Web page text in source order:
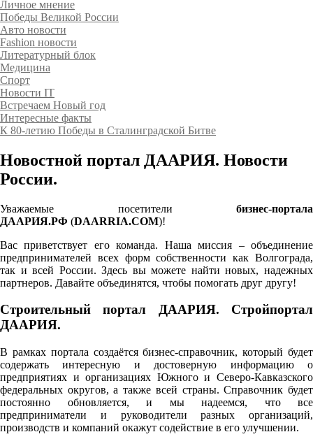
Личное мнение
Победы Великой России
Авто новости
Fashion новости
Литературный блок
Медицина
Спорт
Новости IT
Встречаем Новый год
Интересные факты
К 80-летию Победы в Сталинградской Битве
Новостной портал ДААРИЯ. Новости
России.
Уважаемые посетители бизнес-портала
ДААРИЯ.РФ (DAARRIA.COM)!
Вас приветствует его команда. Наша миссия – объединение
предпринимателей всех форм собственности как Волгограда,
так и всей России. Здесь вы можете найти новых, надежных
партнеров. Давайте объединятся, чтобы помогать друг другу!
Строительный портал ДААРИЯ. Стройпортал
ДААРИЯ.
В рамках портала создаётся бизнес-справочник, который будет
содержать интересную и достоверную информацию о
предприятиях и организациях Южного и Северо-Кавказского
федеральных округов, а также всей страны. Справочник будет
постоянно обновляется, и мы надеемся, что все
предприниматели и руководители разных организаций,
производств и компаний окажут содействие в его улучшении.